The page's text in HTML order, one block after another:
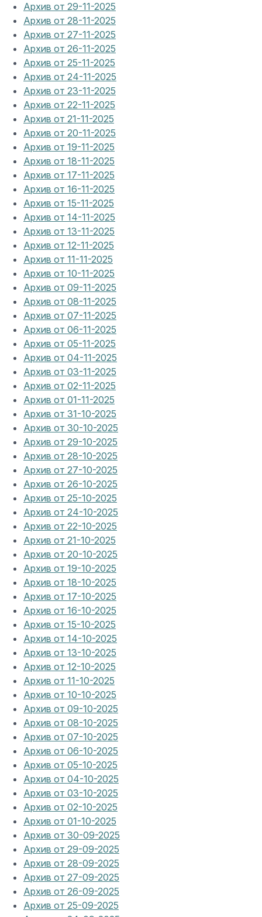
Архив от 29-11-2025
Архив от 28-11-2025
Архив от 27-11-2025
Архив от 26-11-2025
Архив от 25-11-2025
Архив от 24-11-2025
Архив от 23-11-2025
Архив от 22-11-2025
Архив от 21-11-2025
Архив от 20-11-2025
Архив от 19-11-2025
Архив от 18-11-2025
Архив от 17-11-2025
Архив от 16-11-2025
Архив от 15-11-2025
Архив от 14-11-2025
Архив от 13-11-2025
Архив от 12-11-2025
Архив от 11-11-2025
Архив от 10-11-2025
Архив от 09-11-2025
Архив от 08-11-2025
Архив от 07-11-2025
Архив от 06-11-2025
Архив от 05-11-2025
Архив от 04-11-2025
Архив от 03-11-2025
Архив от 02-11-2025
Архив от 01-11-2025
Архив от 31-10-2025
Архив от 30-10-2025
Архив от 29-10-2025
Архив от 28-10-2025
Архив от 27-10-2025
Архив от 26-10-2025
Архив от 25-10-2025
Архив от 24-10-2025
Архив от 22-10-2025
Архив от 21-10-2025
Архив от 20-10-2025
Архив от 19-10-2025
Архив от 18-10-2025
Архив от 17-10-2025
Архив от 16-10-2025
Архив от 15-10-2025
Архив от 14-10-2025
Архив от 13-10-2025
Архив от 12-10-2025
Архив от 11-10-2025
Архив от 10-10-2025
Архив от 09-10-2025
Архив от 08-10-2025
Архив от 07-10-2025
Архив от 06-10-2025
Архив от 05-10-2025
Архив от 04-10-2025
Архив от 03-10-2025
Архив от 02-10-2025
Архив от 01-10-2025
Архив от 30-09-2025
Архив от 29-09-2025
Архив от 28-09-2025
Архив от 27-09-2025
Архив от 26-09-2025
Архив от 25-09-2025